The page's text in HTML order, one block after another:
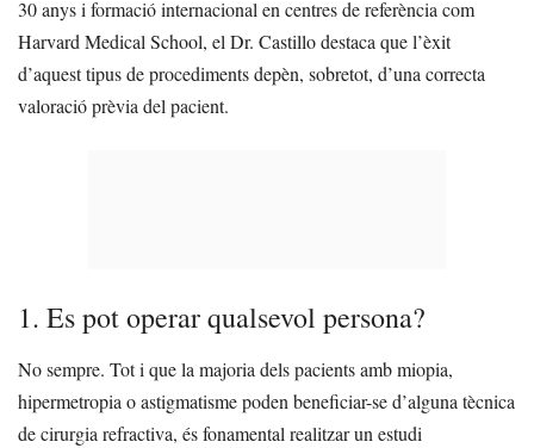
30 anys i formació internacional en centres de referència com
Harvard Medical School, el Dr. Castillo destaca que l’èxit
d’aquest tipus de procediments depèn, sobretot, d’una correcta
valoració prèvia del pacient.
1. Es pot operar qualsevol persona?
No sempre. Tot i que la majoria dels pacients amb miopia,
hipermetropia o astigmatisme poden beneficiar-se d’alguna tècnica
de cirurgia refractiva, és fonamental realitzar un estudi